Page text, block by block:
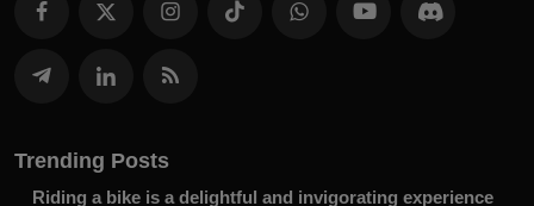
Trending Posts
Riding a bike is a delightful and invigorating experience